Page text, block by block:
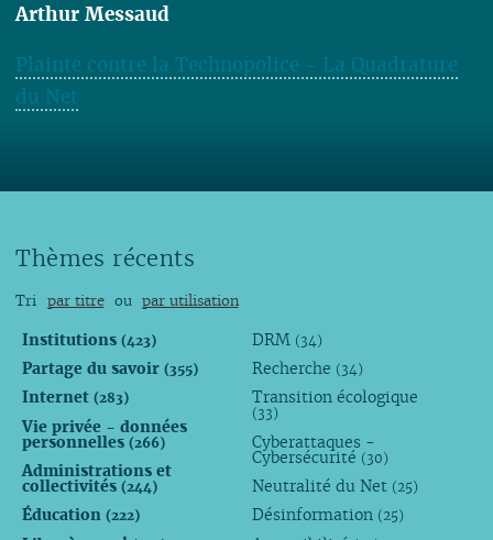
Arthur Messaud
Plainte contre la Technopolice - La Quadrature
du Net
Thèmes récents
Tri par titre ou par utilisation
Institutions (423)
Partage du savoir (355)
Internet (283)
Vie privée - données
personnelles (266)
Administrations et
collectivités (244)
Éducation (222)
DRM (34)
Recherche (34)
Transition écologique
(33)
Cyberattaques -
Cybersécurité (30)
Neutralité du Net (25)
Désinformation (25)